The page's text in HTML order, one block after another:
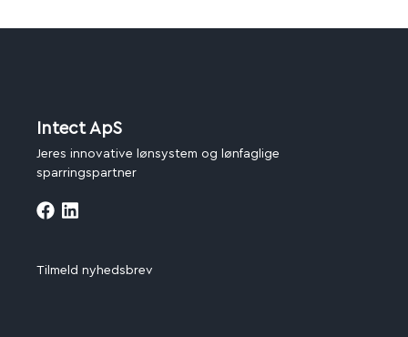
Intect ApS
Jeres innovative lønsystem og lønfaglige
sparringspartner
Tilmeld nyhedsbrev